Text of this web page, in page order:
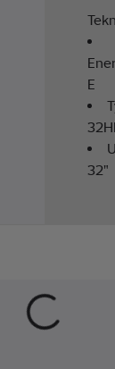
E
32"